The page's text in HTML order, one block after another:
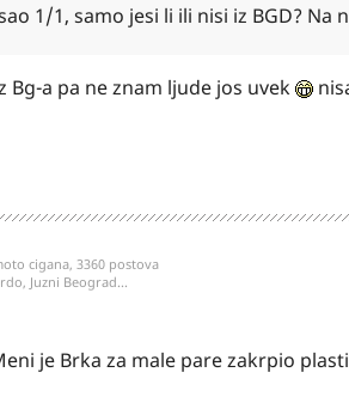
1/1, samo jesi li ili nisi iz BGD? Na
Bg-a pa ne znam ljude jos uvek
cigana, 3360 postova
Juzni Beograd...
je Brka za male pare zakrpio